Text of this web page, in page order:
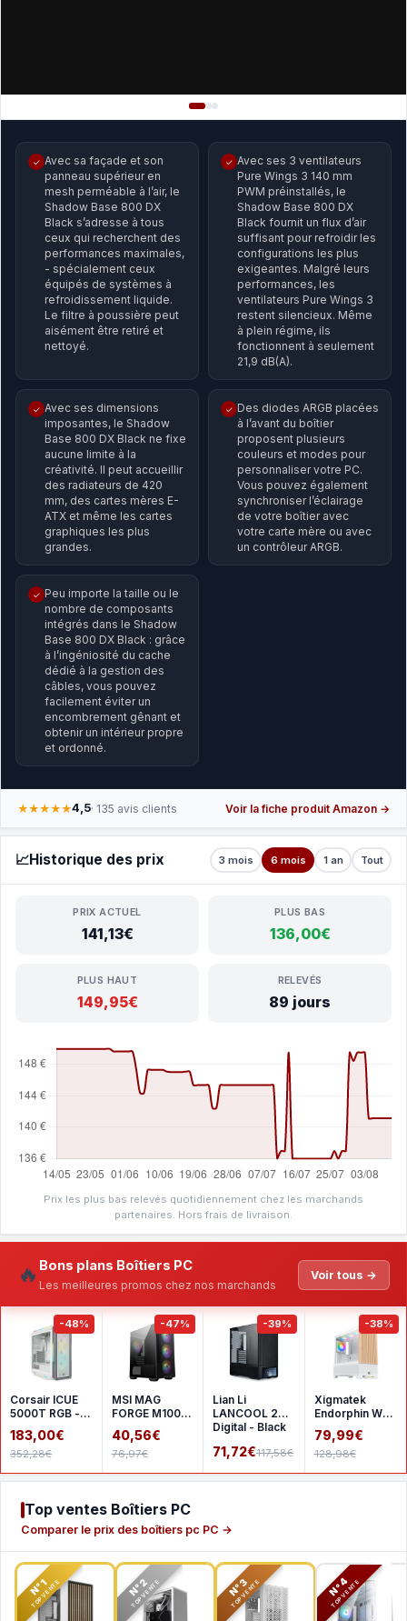
✓ Avec sa façade et son
panneau supérieur en
mesh perméable à l’air, le
Shadow Base 800 DX
Black s’adresse à tous
ceux qui recherchent des
performances maximales,
- spécialement ceux
équipés de systèmes à
refroidissement liquide.
Le filtre à poussière peut
aisément être retiré et
nettoyé.
✓ Avec ses 3 ventilateurs
Pure Wings 3 140 mm
PWM préinstallés, le
Shadow Base 800 DX
Black fournit un flux d’air
suffisant pour refroidir les
configurations les plus
exigeantes. Malgré leurs
performances, les
ventilateurs Pure Wings 3
restent silencieux. Même
à plein régime, ils
fonctionnent à seulement
21,9 dB(A).
✓ Avec ses dimensions
imposantes, le Shadow
Base 800 DX Black ne fixe
aucune limite à la
créativité. Il peut accueillir
des radiateurs de 420
mm, des cartes mères E-
ATX et même les cartes
graphiques les plus
grandes.
✓ Des diodes ARGB placées
à l’avant du boîtier
proposent plusieurs
couleurs et modes pour
personnaliser votre PC.
Vous pouvez également
synchroniser l’éclairage
de votre boîtier avec
votre carte mère ou avec
un contrôleur ARGB.
✓ Peu importe la taille ou le
nombre de composants
intégrés dans le Shadow
Base 800 DX Black : grâce
à l’ingéniosité du cache
dédié à la gestion des
câbles, vous pouvez
facilement éviter un
encombrement gênant et
obtenir un intérieur propre
et ordonné.
★★★★★4,5· 135 avis clients Voir la fiche produit Amazon →
📈Historique des prix 3 mois 6 mois 1 an Tout
PRIX ACTUEL
141,13€
PLUS BAS
136,00€
PLUS HAUT
149,95€
RELEVÉS
89 jours
Prix les plus bas relevés quotidiennement chez les marchands
partenaires. Hors frais de livraison.
🔥 Bons plans Boîtiers PC
Les meilleures promos chez nos marchands
Voir tous →
-48%
Corsair ICUE
5000T RGB -
White
183,00€
352,28€
-47%
MSI MAG
FORGE M100R
- Black
40,56€
76,97€
-39%
Lian Li
LANCOOL 207
Digital - Black
71,72€117,58€
-38%
Xigmatek
Endorphin WD
- White
79,99€
128,98€
Top ventes Boîtiers PC
Comparer le prix des boîtiers pc PC →
N°1
TOP VENTE N°2
TOP VENTE N°3
TOP VENTE N°4
TOP VENTE